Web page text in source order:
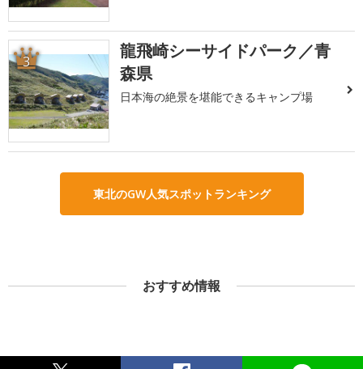
3
龍飛崎シーサイドパーク／青
森県
日本海の絶景を堪能できるキャンプ場
東北のGW人気スポットランキング
おすすめ情報